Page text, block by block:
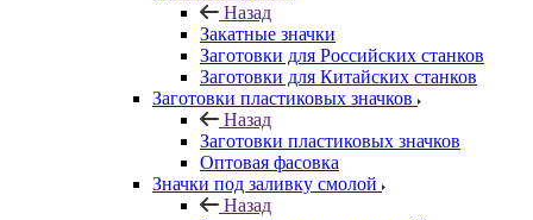
Назад
Закатные значки
Заготовки для Российских станков
Заготовки для Китайских станков
Заготовки пластиковых значков
Назад
Заготовки пластиковых значков
Оптовая фасовка
Значки под заливку смолой
Назад